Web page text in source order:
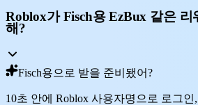
Roblox가 Fisch용 EzBux 같은
해?
Fisch용으로 받을 준비됐어?
10초 안에 Roblox 사용자명으로 로그인